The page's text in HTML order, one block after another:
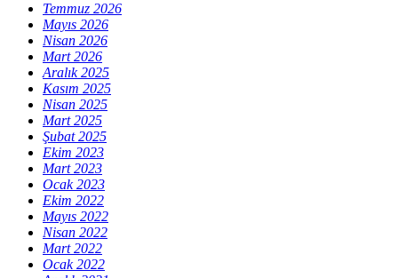
Temmuz 2026
Mayıs 2026
Nisan 2026
Mart 2026
Aralık 2025
Kasım 2025
Nisan 2025
Mart 2025
Şubat 2025
Ekim 2023
Mart 2023
Ocak 2023
Ekim 2022
Mayıs 2022
Nisan 2022
Mart 2022
Ocak 2022